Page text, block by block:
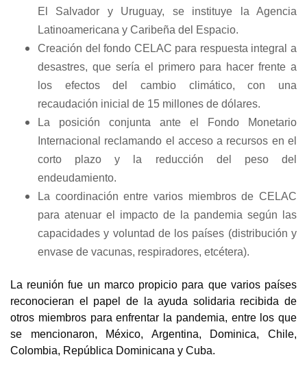
El Salvador y Uruguay, se instituye la Agencia
Latinoamericana y Caribeña del Espacio.
Creación del fondo CELAC para respuesta integral a
desastres, que sería el primero para hacer frente a
los efectos del cambio climático, con una
recaudación inicial de 15 millones de dólares.
La posición conjunta ante el Fondo Monetario
Internacional reclamando el acceso a recursos en el
corto plazo y la reducción del peso del
endeudamiento.
La coordinación entre varios miembros de CELAC
para atenuar el impacto de la pandemia según las
capacidades y voluntad de los países (distribución y
envase de vacunas, respiradores, etcétera).
La reunión fue un marco propicio para que varios países
reconocieran el papel de la ayuda solidaria recibida de
otros miembros para enfrentar la pandemia, entre los que
se mencionaron, México, Argentina, Dominica, Chile,
Colombia, República Dominicana y Cuba.